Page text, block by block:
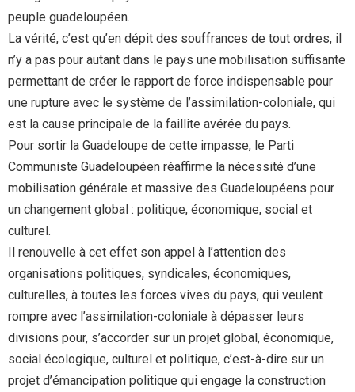
peuple guadeloupéen.
La vérité, c’est qu’en dépit des souffrances de tout ordres, il
n’y a pas pour autant dans le pays une mobilisation suffisante
permettant de créer le rapport de force indispensable pour
une rupture avec le système de l’assimilation-coloniale, qui
est la cause principale de la faillite avérée du pays.
Pour sortir la Guadeloupe de cette impasse, le Parti
Communiste Guadeloupéen réaffirme la nécessité d’une
mobilisation générale et massive des Guadeloupéens pour
un changement global : politique, économique, social et
culturel.
Il renouvelle à cet effet son appel à l’attention des
organisations politiques, syndicales, économiques,
culturelles, à toutes les forces vives du pays, qui veulent
rompre avec l’assimilation-coloniale à dépasser leurs
divisions pour, s’accorder sur un projet global, économique,
social écologique, culturel et politique, c’est-à-dire sur un
projet d’émancipation politique qui engage la construction